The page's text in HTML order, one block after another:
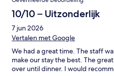
10/10 – Uitzonderlijk
7 jun 2026
Vertalen met Google
We had a great time. The staff
make our stay the best. The
over until dinner. I would